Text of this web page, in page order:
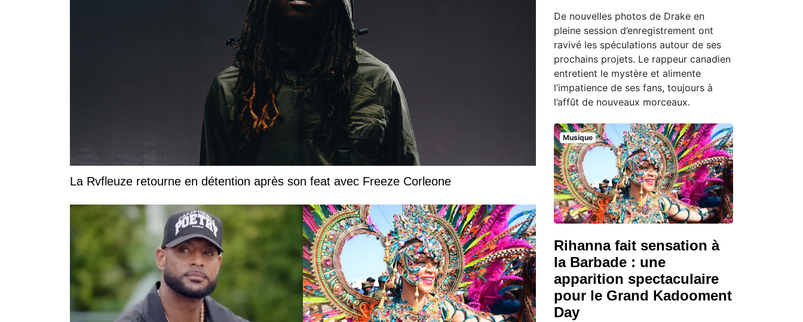
La Rvfleuze retourne en détention après son feat avec Freeze Corleone
De nouvelles photos de Drake en
pleine session d’enregistrement ont
ravivé les spéculations autour de ses
prochains projets. Le rappeur canadien
entretient le mystère et alimente
l’impatience de ses fans, toujours à
l’affût de nouveaux morceaux.
Musique
Rihanna fait sensation à
la Barbade : une
apparition spectaculaire
pour le Grand Kadooment
Day